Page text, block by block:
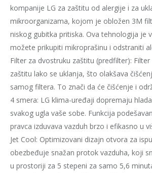
kompanije LG za zaštitu od alergije i za
mikroorganizama, kojom je obložen 3M
niskog gubitka pritiska. Ova tehnologija je
možete prikupiti mikroprašinu i odstraniti
Filter za dvostruku zaštitu (predfilter):
zaštitu lako se uklanja, što olakšava
samog filtera. To znači da će čišćenje i
4 smera: LG klima-uređaji dopremaju
svakog ugla vaše sobe. Funkcija
pravca izduvava vazduh brzo i efikasno u
Jet Cool: Optimizovani dizajn otvora za
obezbeđuje snažan protok vazduha, koji
u prostoriji za 5 stepeni za samo 5,6